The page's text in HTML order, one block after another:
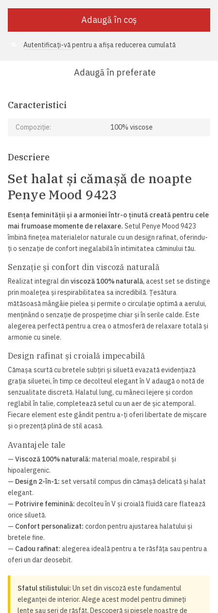
Adaugă în coș
Autentificați-văpentru a afișa reducerea cumulată
Adaugă în preferate
Caracteristici
Compoziție: 100% viscose
Descriere
Set halat și cămașă de noapte
Penye Mood 9423
Esența feminității și a armoniei într-o ținută creată pentru cele
mai frumoase momente de relaxare. Setul Penye Mood 9423
îmbină finețea materialelor naturale cu un design rafinat, oferindu-
ți o senzație de confort inegalabilă în intimitatea căminului tău.
Senzație și confort din viscoză naturală
Realizat integral din viscoză 100% naturală, acest set se distinge
prin moalețea și respirabilitatea sa incredibilă. Țesătura
mătăsoasă mângâie pielea și permite o circulație optimă a aerului,
menținând o senzație de prospețime chiar și în serile calde. Este
alegerea perfectă pentru a crea o atmosferă de relaxare totală și
armonie cu sinele.
Design rafinat și croială impecabilă
Cămașa scurtă cu bretele subțiri și siluetă evazată evidențiază
grația siluetei, în timp ce decolteul elegant în V adaugă o notă de
senzualitate discretă. Halatul lung, cu mâneci lejere și cordon
reglabil în talie, completează setul cu un aer de șic atemporal.
Fiecare element este gândit pentru a-ți oferi libertate de mișcare
și o prezență plină de stil acasă.
Avantajele tale
— Viscoză 100% naturală: material moale, respirabil și
hipoalergenic.
— Design 2-în-1: set versatil compus din cămașă delicată și halat
elegant.
— Potrivire feminină: decolteu în V și croială fluidă care flatează
orice siluetă.
— Confort personalizat: cordon pentru ajustarea halatului și
bretele fine.
— Cadou rafinat: alegerea ideală pentru a te răsfăța sau pentru a
oferi un dar deosebit.
Sfatul stilistului: Un set din viscoză este fundamentul
eleganței de interior. Alege acest model pentru dimineți
lente sau seri de răsfăț. Descoperă și piesele noastre de